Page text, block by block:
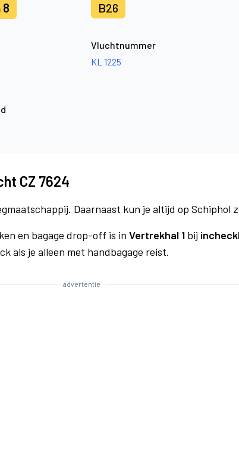
8 B26
Vluchtnummer
KL 1225
CZ 7624
Daarnaast kun je altijd op Schiphol
en bagage drop-off is in Vertrekhal 1 bij
als je alleen met handbagage reist.
advertentie